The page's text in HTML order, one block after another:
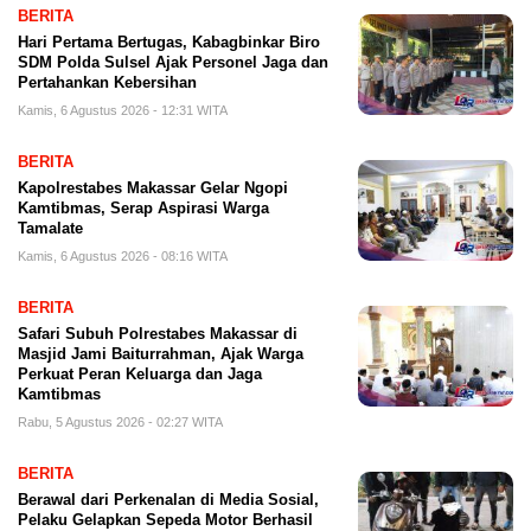
BERITA
Hari Pertama Bertugas, Kabagbinkar Biro
SDM Polda Sulsel Ajak Personel Jaga dan
Pertahankan Kebersihan
Kamis, 6 Agustus 2026 - 12:31 WITA
BERITA
Kapolrestabes Makassar Gelar Ngopi
Kamtibmas, Serap Aspirasi Warga
Tamalate
Kamis, 6 Agustus 2026 - 08:16 WITA
BERITA
Safari Subuh Polrestabes Makassar di
Masjid Jami Baiturrahman, Ajak Warga
Perkuat Peran Keluarga dan Jaga
Kamtibmas
Rabu, 5 Agustus 2026 - 02:27 WITA
BERITA
Berawal dari Perkenalan di Media Sosial,
Pelaku Gelapkan Sepeda Motor Berhasil